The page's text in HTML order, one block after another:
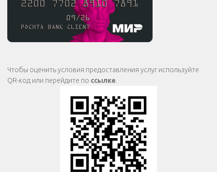
Чтобы оценить условия предоставления услуг используйте
QR-код или перейдите по ссылке.